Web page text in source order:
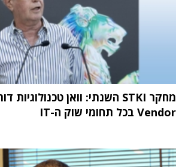
Vendor בכל תחומי שוק ה-IT